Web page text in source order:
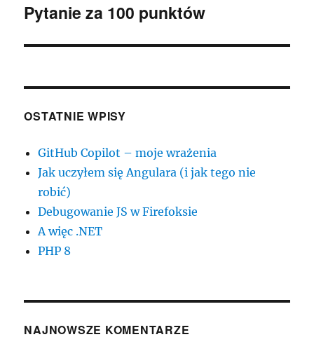
Następny
Pytanie za 100 punktów
OSTATNIE WPISY
GitHub Copilot – moje wrażenia
Jak uczyłem się Angulara (i jak tego nie
robić)
Debugowanie JS w Firefoksie
A więc .NET
PHP 8
NAJNOWSZE KOMENTARZE